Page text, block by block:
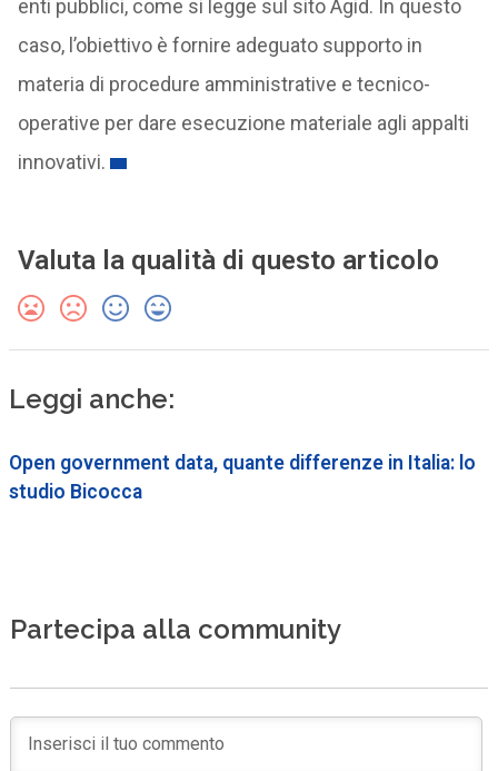
enti pubblici, come si legge sul sito Agid. In questo
caso, l’obiettivo è fornire adeguato supporto in
materia di procedure amministrative e tecnico-
operative per dare esecuzione materiale agli appalti
innovativi.
Valuta la qualità di questo articolo
Leggi anche:
Open government data, quante differenze in Italia: lo
studio Bicocca
Partecipa alla community